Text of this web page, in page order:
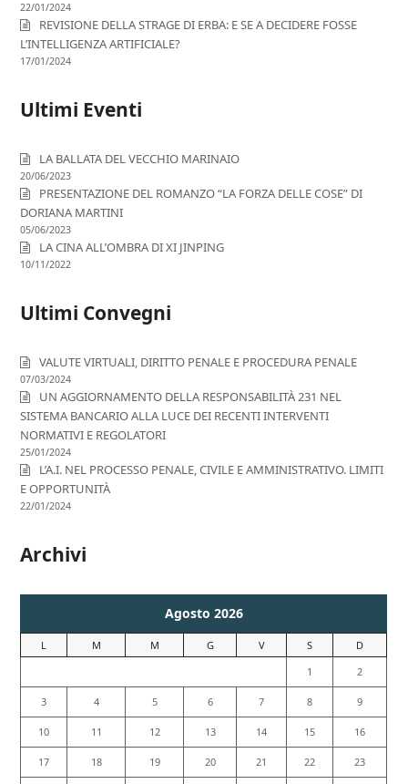
22/01/2024
REVISIONE DELLA STRAGE DI ERBA: E SE A DECIDERE FOSSE
L’INTELLIGENZA ARTIFICIALE?
17/01/2024
Ultimi Eventi
LA BALLATA DEL VECCHIO MARINAIO
20/06/2023
PRESENTAZIONE DEL ROMANZO “LA FORZA DELLE COSE” DI
DORIANA MARTINI
05/06/2023
LA CINA ALL’OMBRA DI XI JINPING
10/11/2022
Ultimi Convegni
VALUTE VIRTUALI, DIRITTO PENALE E PROCEDURA PENALE
07/03/2024
UN AGGIORNAMENTO DELLA RESPONSABILITÀ 231 NEL
SISTEMA BANCARIO ALLA LUCE DEI RECENTI INTERVENTI
NORMATIVI E REGOLATORI
25/01/2024
L’A.I. NEL PROCESSO PENALE, CIVILE E AMMINISTRATIVO. LIMITI
E OPPORTUNITÀ
22/01/2024
Archivi
Agosto 2026
L M M G V S
D
1
2
3 4 5 6 7 8 9
10 11 12 13 14 15 16
17 18 19 20 21 22 23